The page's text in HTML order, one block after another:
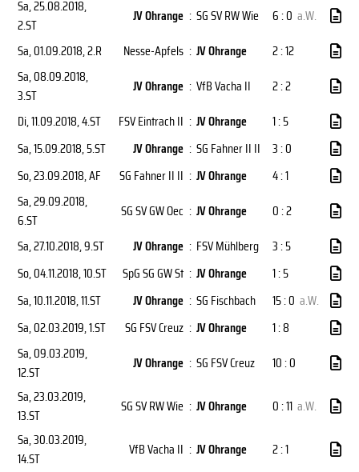
Sa, 25.08.2018,
2.ST
JV Ohrange : SG SV RW Wie 6 : 0 a.W.
Sa, 01.09.2018, 2.R Nesse-Apfels : JV Ohrange
2 : 12
Sa, 08.09.2018,
3.ST
JV Ohrange : VfB Vacha II
2 : 2
Di, 11.09.2018, 4.ST FSV Eintrach II : JV Ohrange
1 : 5
Sa, 15.09.2018, 5.ST JV Ohrange : SG Fahner II II
3 : 0
So, 23.09.2018, AF SG Fahner II II : JV Ohrange
4 : 1
Sa, 29.09.2018,
6.ST
SG SV GW Oec : JV Ohrange
0 : 2
Sa, 27.10.2018, 9.ST JV Ohrange : FSV Mühlberg
3 : 5
So, 04.11.2018, 10.ST SpG SG GW St : JV Ohrange
1 : 5
Sa, 10.11.2018, 11.ST JV Ohrange : SG Fischbach 15 : 0 a.W.
Sa, 02.03.2019, 1.ST SG FSV Creuz : JV Ohrange
1 : 8
Sa, 09.03.2019,
12.ST
JV Ohrange : SG FSV Creuz
10 : 0
Sa, 23.03.2019,
13.ST
SG SV RW Wie : JV Ohrange 0 : 11 a.W.
Sa, 30.03.2019,
14.ST
VfB Vacha II : JV Ohrange
2 : 1